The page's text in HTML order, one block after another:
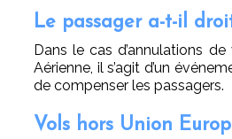
Le passager a-t-il
Dans le cas d’annulations
Aérienne, il s’agit d’un
de compenser les passagers.
Vols hors Union